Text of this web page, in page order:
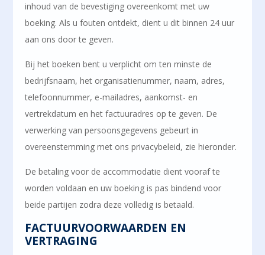
inhoud van de bevestiging overeenkomt met uw
boeking. Als u fouten ontdekt, dient u dit binnen 24 uur
aan ons door te geven.
Bij het boeken bent u verplicht om ten minste de
bedrijfsnaam, het organisatienummer, naam, adres,
telefoonnummer, e-mailadres, aankomst- en
vertrekdatum en het factuuradres op te geven. De
verwerking van persoonsgegevens gebeurt in
overeenstemming met ons privacybeleid, zie hieronder.
De betaling voor de accommodatie dient vooraf te
worden voldaan en uw boeking is pas bindend voor
beide partijen zodra deze volledig is betaald.
FACTUURVOORWAARDEN EN
VERTRAGING